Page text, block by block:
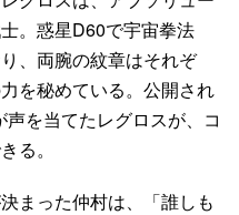
。惑星D60で宇宙拳法
、両腕の紋章はそれぞ
を秘めている。公開され
を当てたレグロスが、コ
る。
まった仲村は、「誰しも